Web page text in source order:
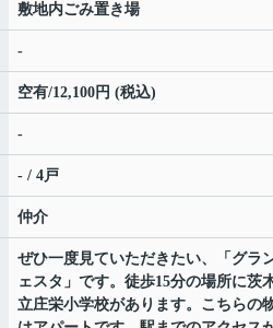
敷地内ごみ置き場
-
空有/12,100円 (税込)
-
- / 4戸
仲介
ぜひ一度見ていただきたい、「グラ
ェスタ」です。徒歩15分の場所に茨
立庄栄小学校があります。こちらの